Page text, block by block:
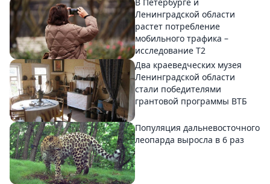
Ленинградской области
растет потребление
мобильного трафика –
исследование T2
Два краеведческих музея
Ленинградской области
стали победителями
грантовой программы ВТБ
Популяция дальневосточного
леопарда выросла в 6 раз